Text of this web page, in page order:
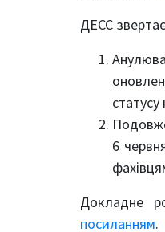
ДЕСС звертає
6
Докладне
посиланням.